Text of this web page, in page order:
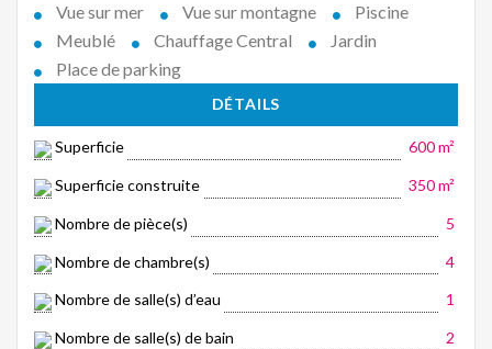
Vue sur mer Vue sur montagne
Piscine
Meublé
Chauffage Central
Jardin
Place de parking
DÉTAILS
Superficie 600 m²
Superficie construite 350 m²
Nombre de pièce(s) 5
Nombre de chambre(s) 4
Nombre de salle(s) d’eau 1
Nombre de salle(s) de bain 2